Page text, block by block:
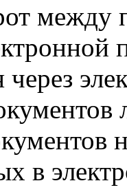
между
через
в